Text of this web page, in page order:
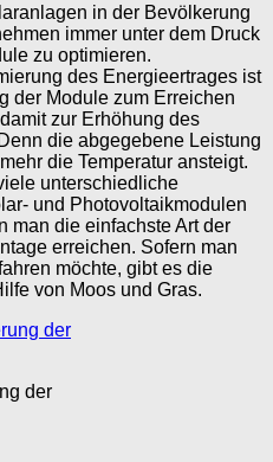
in der Bevölkerung
immer unter dem Druck
zu optimieren.
des Energieertrages ist
der Module zum Erreichen
zur Erhöhung des
die abgegebene Leistung
die Temperatur ansteigt.
unterschiedliche
und Photovoltaikmodulen
man die einfachste Art der
erreichen. Sofern man
möchte, gibt es die
von Moos und Gras.
der